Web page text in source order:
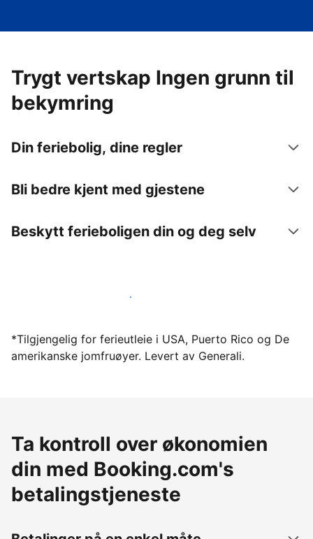
Trygt vertskap Ingen grunn til
bekymring
Din feriebolig, dine regler
Bli bedre kjent med gjestene
Beskytt ferieboligen din og deg selv
Lei ut ferieboligen din gjennom oss i dag
*Tilgjengelig for ferieutleie i USA, Puerto Rico og De
amerikanske jomfruøyer. Levert av Generali.
Ta kontroll over økonomien
din med Booking.com's
betalingstjeneste